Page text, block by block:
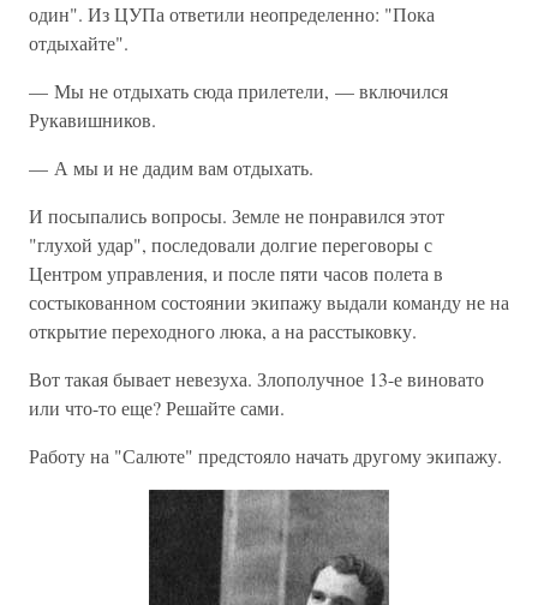
один". Из ЦУПа ответили неопределенно: "Пока
отдыхайте".
— Мы не отдыхать сюда прилетели, — включился
Рукавишников.
— А мы и не дадим вам отдыхать.
И посыпались вопросы. Земле не понравился этот
"глухой удар", последовали долгие переговоры с
Центром управления, и после пяти часов полета в
состыкованном состоянии экипажу выдали команду не на
открытие переходного люка, а на расстыковку.
Вот такая бывает невезуха. Злополучное 13-е виновато
или что-то еще? Решайте сами.
Работу на "Салюте" предстояло начать другому экипажу.